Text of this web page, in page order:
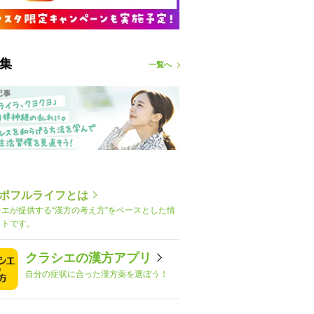
一覧へ
フルライフとは
が提供する“漢方の考え方”をベースとした情
です。
クラシエの漢方アプリ
自分の症状に合った漢方薬を選ぼう！